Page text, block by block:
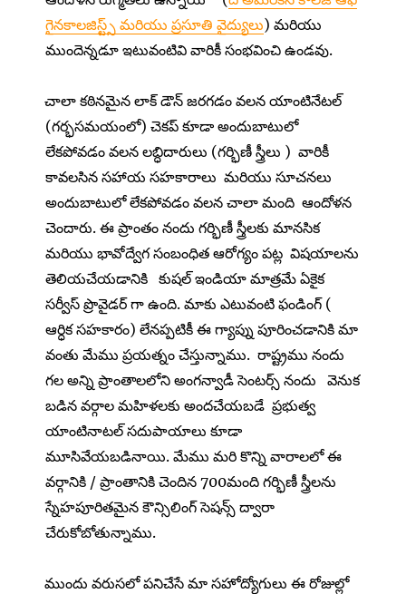
గైనకాలజిస్ట్స్ మరియు ప్రసూతి వైద్యులు) మరియు
ముందెన్నడూ ఇటువంటివి వారికీ సంభవించి ఉండవు.
చాలా కఠినమైన లాక్ డౌన్ జరగడం వలన యాంటినేటల్
(గర్భసమయంలో) చెకప్ కూడా అందుబాటులో
లేకపోవడం వలన లబ్ధిదారులు (గర్భిణీ స్త్రీలు ) వారికీ
కావలసిన సహాయ సహకారాలు మరియు సూచనలు
అందుబాటులో లేకపోవడం వలన చాలా మంది ఆందోళన
చెందారు. ఈ ప్రాంతం నందు గర్భిణీ స్త్రీలకు మానసిక
మరియు భావోద్వేగ సంబంధిత ఆరోగ్యం పట్ల విషయాలను
తెలియచేయడానికి కుషల్ ఇండియా మాత్రమే ఏకైక
సర్వీస్ ప్రొవైడర్ గా ఉంది. మాకు ఎటువంటి ఫండింగ్ (
ఆర్ధిక సహకారం) లేనప్పటికీ ఈ గ్యాప్ను పూరించడానికి మా
వంతు మేము ప్రయత్నం చేస్తున్నాము. రాష్ట్రము నందు
గల అన్ని ప్రాంతాలలోని అంగన్వాడీ సెంటర్స్ నందు వెనుక
బడిన వర్గాల మహిళలకు అందచేయబడే ప్రభుత్వ
యాంటినాటల్ సదుపాయాలు కూడా
మూసివేయబడినాయి. మేము మరి కొన్ని వారాలలో ఈ
వర్గానికి / ప్రాంతానికి చెందిన 700మంది గర్భిణీ స్త్రీలను
స్నేహపూరితమైన కౌన్సిలింగ్ సెషన్స్ ద్వారా
చేరుకోబోతున్నాము.
ముందు వరుసలో పనిచేసే మా సహోద్యోగులు ఈ రోజుల్లో